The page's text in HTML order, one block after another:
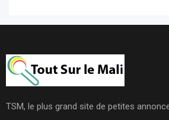
TSM, le plus grand site de petites